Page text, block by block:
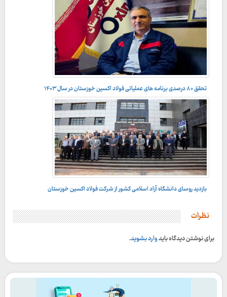
راه بی پایان تعالی سازمانی در شرکت فولاد اکسین خوزستان
تحقق ۸۰ درصدی برنامه های عملیاتی فولاد اکسین خوزستان در سال ۱۴۰۳
در راستای توسعه تعاملات دانشگاهی انجام می‌شود؛
بازدید روسای دانشگاه آزاد اسلامی کشور از شرکت فولاد اکسین خوزستان
نظرات
برای نوشتن دیدگاه بایدوارد بشوید.